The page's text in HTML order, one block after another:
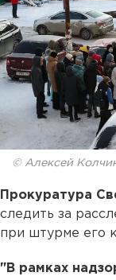
© Алексей
Прокуратура
следить за
при штурме его
"В рамках